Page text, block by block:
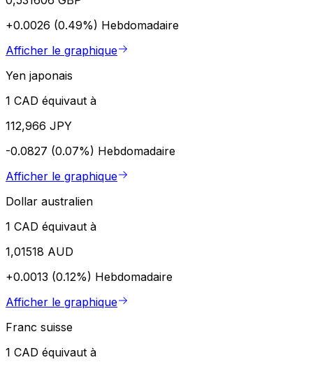
+0.0026 (0.49%) Hebdomadaire
Afficher le graphique
Yen japonais
1 CAD équivaut à
112,966 JPY
-0.0827 (0.07%) Hebdomadaire
Afficher le graphique
Dollar australien
1 CAD équivaut à
1,01518 AUD
+0.0013 (0.12%) Hebdomadaire
Afficher le graphique
Franc suisse
1 CAD équivaut à